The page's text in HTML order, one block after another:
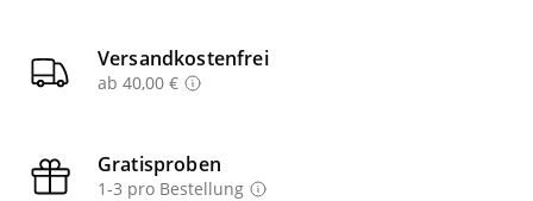
Versandkostenfrei
ab 40,00 €
Gratisproben
1-3 pro Bestellung